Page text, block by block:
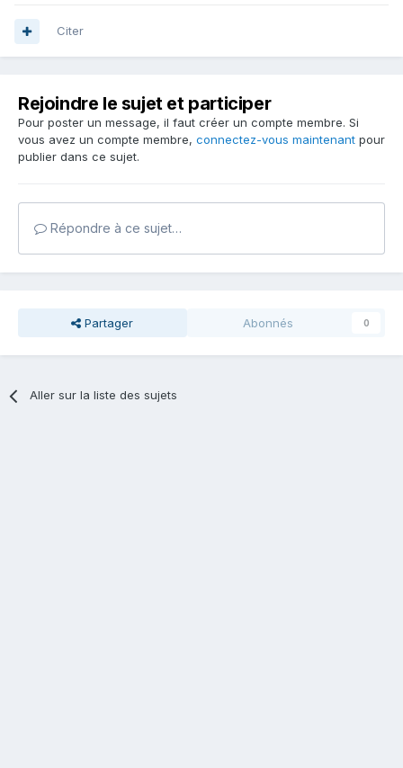
Citer
Rejoindre le sujet et participer
Pour poster un message, il faut créer un compte membre. Si
vous avez un compte membre, connectez-vous maintenant pour
publier dans ce sujet.
Répondre à ce sujet…
Partager Abonnés 0
Aller sur la liste des sujets